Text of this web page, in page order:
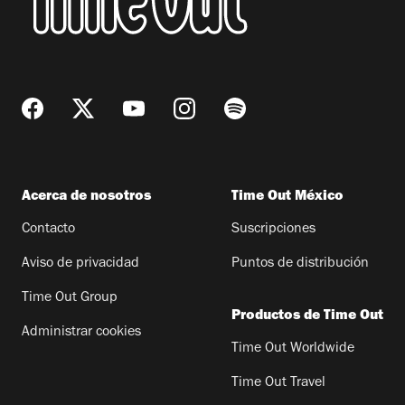
Acerca de nosotros
Contacto
Aviso de privacidad
Time Out Group
Administrar cookies
Time Out México
Suscripciones
Puntos de distribución
Productos de Time Out
Time Out Worldwide
Time Out Travel